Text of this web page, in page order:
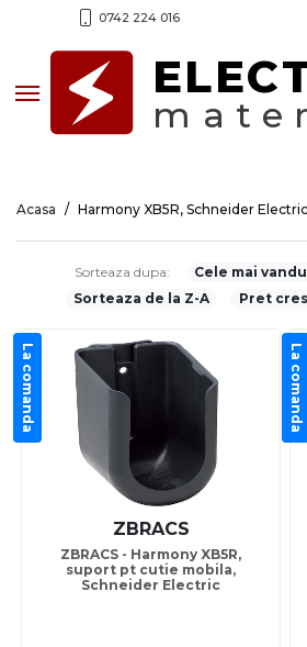
0742 224 016
Toggle navigation
Acasa Harmony XB5R, Schneider Electric
Sorteaza dupa: Cele mai
Sorteaza de la Z-A
Pret
La comanda
ZBRACS
ZBRACS - Harmony XB5R,
suport pt cutie mobila,
Schneider Electric
La comanda